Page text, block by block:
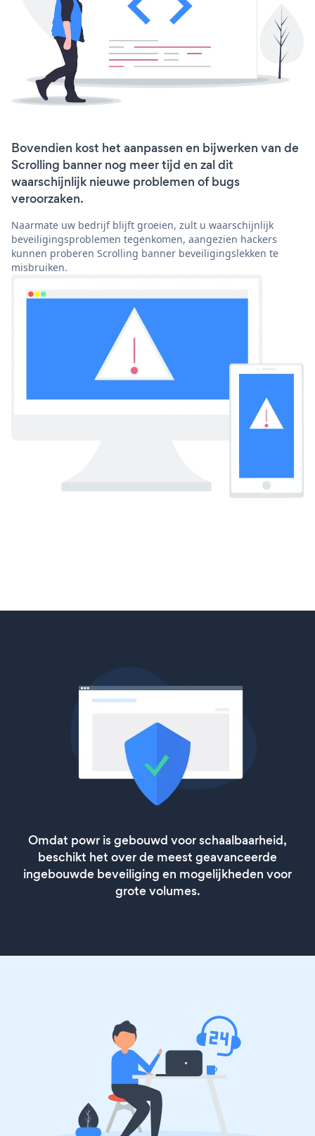
Bovendien kost het aanpassen en bijwerken van de
Scrolling banner nog meer tijd en zal dit
waarschijnlijk nieuwe problemen of bugs
veroorzaken.
Naarmate uw bedrijf blijft groeien, zult u waarschijnlijk
beveiligingsproblemen tegenkomen, aangezien hackers
kunnen proberen Scrolling banner beveiligingslekken te
misbruiken.
Omdat powr is gebouwd voor schaalbaarheid,
beschikt het over de meest geavanceerde
ingebouwde beveiliging en mogelijkheden voor
grote volumes.